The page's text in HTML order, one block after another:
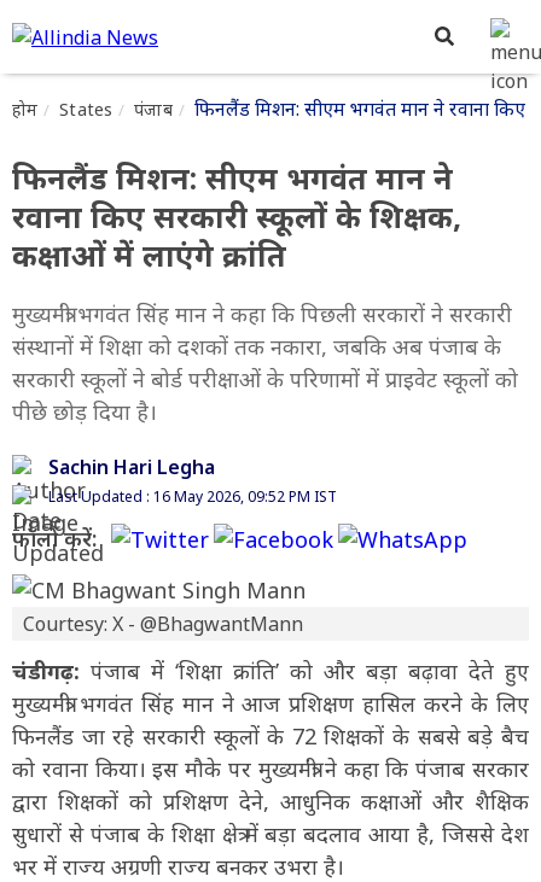
होम States पंजाब फिनलैंड मिशन: सीएम भगवंत मान ने रवाना किए
फिनलैंड मिशन: सीएम भगवंत मान ने
रवाना किए सरकारी स्कूलों के शिक्षक,
कक्षाओं में लाएंगे क्रांति
मुख्यमंत्री भगवंत सिंह मान ने कहा कि पिछली सरकारों ने सरकारी
संस्थानों में शिक्षा को दशकों तक नकारा, जबकि अब पंजाब के
सरकारी स्कूलों ने बोर्ड परीक्षाओं के परिणामों में प्राइवेट स्कूलों को
पीछे छोड़ दिया है।
Sachin Hari Legha
Last Updated : 16 May 2026, 09:52 PM IST
फॉलो करें:
Courtesy: X - @BhagwantMann
चंडीगढ़: पंजाब में ‘शिक्षा क्रांति’ को और बड़ा बढ़ावा देते हुए
मुख्यमंत्री भगवंत सिंह मान ने आज प्रशिक्षण हासिल करने के लिए
फिनलैंड जा रहे सरकारी स्कूलों के 72 शिक्षकों के सबसे बड़े बैच
को रवाना किया। इस मौके पर मुख्यमंत्री ने कहा कि पंजाब सरकार
द्वारा शिक्षकों को प्रशिक्षण देने, आधुनिक कक्षाओं और शैक्षिक
सुधारों से पंजाब के शिक्षा क्षेत्र में बड़ा बदलाव आया है, जिससे देश
भर में राज्य अग्रणी राज्य बनकर उभरा है।